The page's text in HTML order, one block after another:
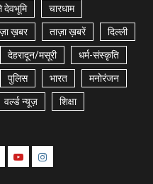
चारधाम
ख़बर ताज़ा ख़बरें दिल्ली
देहरादून/मसूरी धर्म-संस्कृति
पुलिस भारत मनोरंजन
वर्ल्ड न्यूज़ शिक्षा
YoutubeInstagram